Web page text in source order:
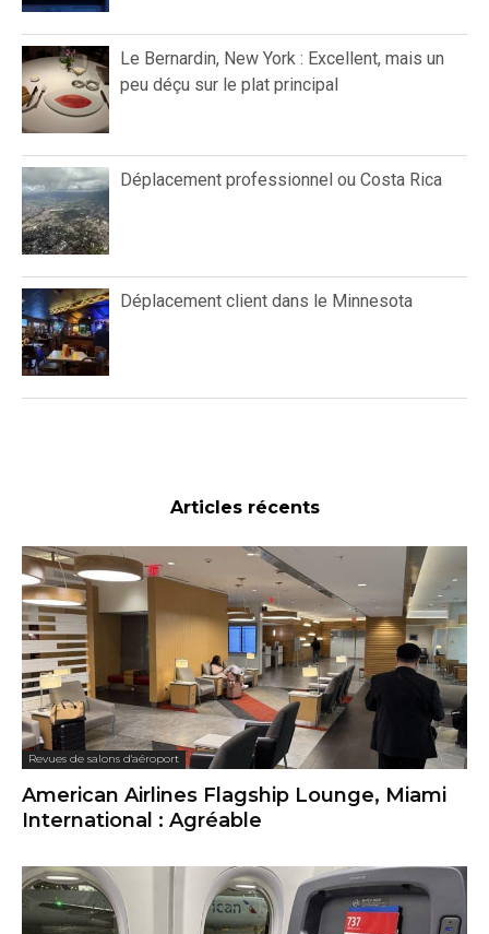
Le Bernardin, New York : Excellent, mais un
peu déçu sur le plat principal
Déplacement professionnel ou Costa Rica
Déplacement client dans le Minnesota
Articles récents
Revues de salons d'aéroport
American Airlines Flagship Lounge, Miami
International : Agréable